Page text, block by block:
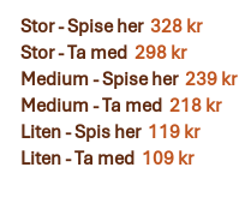
Stor - Spise her 328 kr
Stor - Ta med 298 kr
Medium - Spise her 239 kr
Medium - Ta med 218 kr
Liten - Spis her 119 kr
Liten - Ta med 109 kr